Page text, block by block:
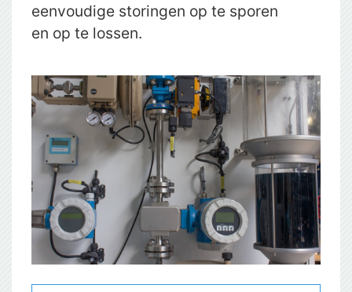
eenvoudige storingen op te sporen
en op te lossen.